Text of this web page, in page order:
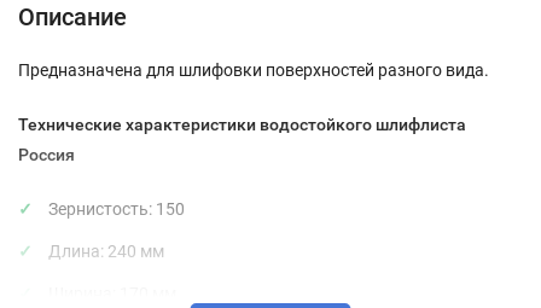
Описание
Предназначена для шлифовки поверхностей разного вида.
Технические характеристики водостойкого шлифлиста
Россия
Зернистость: 150
Длина: 240 мм